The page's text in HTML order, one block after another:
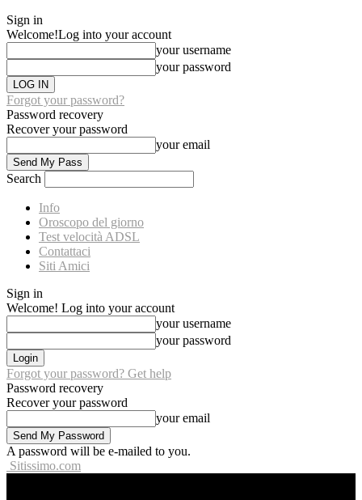
Sign in
Welcome!Log into your account
your username
your password
Forgot your password?
Password recovery
Recover your password
your email
Search
Info
Oroscopo del giorno
Test velocità ADSL
Contattaci
Siti Amici
Sign in
Welcome! Log into your account
your username
your password
Forgot your password? Get help
Password recovery
Recover your password
your email
A password will be e-mailed to you.
Sitissimo.com